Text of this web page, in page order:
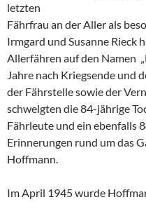
letzten
Fährfrau an der Aller als
Irmgard und Susanne Rieck
Allerfähren auf den Namen
Jahre nach Kriegsende und
der Fährstelle sowie der
schwelgten die 84-jährige
Fährleute und ein ebenfalls
Erinnerungen rund um das
Hoffmann.
Im April 1945 wurde